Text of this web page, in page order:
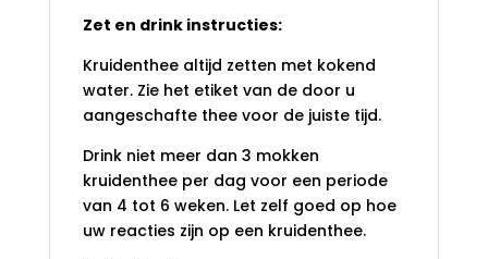
Zet en drink instructies:
Kruidenthee altijd zetten met kokend
water. Zie het etiket van de door u
aangeschafte thee voor de juiste tijd.
Drink niet meer dan 3 mokken
kruidenthee per dag voor een periode
van 4 tot 6 weken. Let zelf goed op hoe
uw reacties zijn op een kruidenthee.